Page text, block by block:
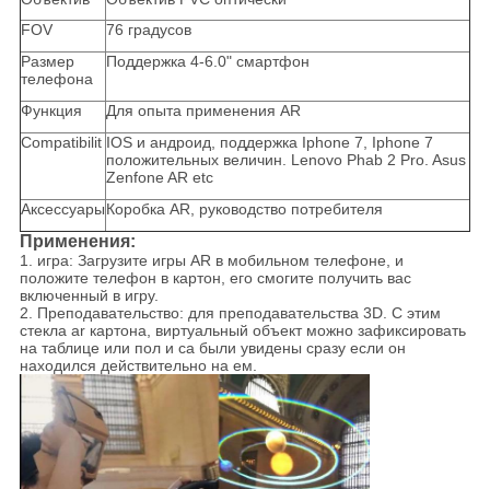
FOV
76 градусов
Размер
телефона
Поддержка 4-6.0" смартфон
Функция
Для опыта применения AR
Compatibilit IOS и андроид, поддержка Iphone 7, Iphone 7
положительных величин. Lenovo Phab 2 Pro. Asus
Zenfone AR etc
АксессуарыКоробка AR, руководство потребителя
Применения:
1. игра: Загрузите игры AR в мобильном телефоне, и
положите телефон в картон, его смогите получить вас
включенный в игру.
2. Преподавательство: для преподавательства 3D. С этим
стекла ar картона, виртуальный объект можно зафиксировать
на таблице или пол и ca были увидены сразу если он
находился действительно на ем.